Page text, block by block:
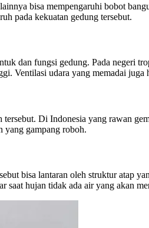
bisa mempengaruhi bobot
pada kekuatan gedung tersebut.
dan fungsi gedung. Pada negeri
Ventilasi udara yang memadai juga
Di Indonesia yang rawan
yang gampang roboh.
bisa lantaran oleh struktur atap
saat hujan tidak ada air yang akan